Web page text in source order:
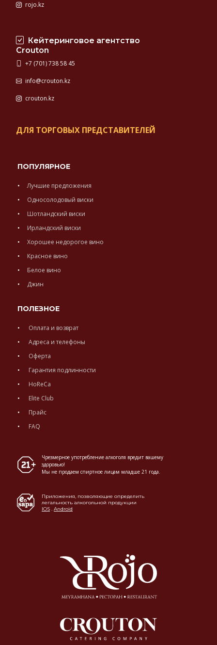
rojo.kz
Кейтеринговое агентство
Crouton
+7 (701) 738 58 45
info@crouton.kz
crouton.kz
ДЛЯ ТОРГОВЫХ ПРЕДСТАВИТЕЛЕЙ
ПОПУЛЯРНОЕ
Лучшие предложения
Односолодовый виски
Шотландский виски
Ирландский виски
Хорошее недорогое вино
Красное вино
Белое вино
Джин
ПОЛЕЗНОЕ
Оплата и возврат
Адреса и телефоны
Оферта
Гарантия подлинности
HoReCa
Elite Club
Прайс
FAQ
Чрезмерное употребление алкоголя вредит вашему
здоровью!
Мы не продаем спиртное лицам младше 21 года.
Приложения, позволяющие определить
легальность алкогольной продукции
IOS . Android